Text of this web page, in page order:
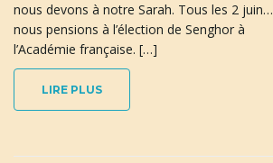
nous devons à notre Sarah. Tous les 2 juin…
nous pensions à l’élection de Senghor à
l’Académie française. […]
LIRE PLUS